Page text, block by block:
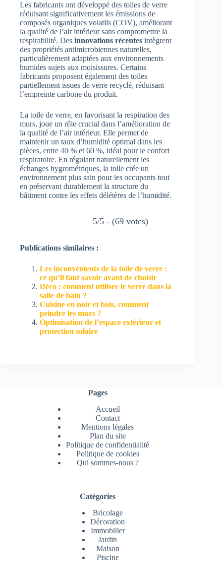
Les fabricants ont développé des toiles de verre
réduisant significativement les émissions de
composés organiques volatils (COV), améliorant
la qualité de l’air intérieur sans compromettre la
respirabilité. Des innovations récentes intègrent
des propriétés antimicrobiennes naturelles,
particulièrement adaptées aux environnements
humides sujets aux moisissures. Certains
fabricants proposent également des toiles
partiellement issues de verre recyclé, réduisant
l’empreinte carbone du produit.
La toile de verre, en favorisant la respiration des
murs, joue un rôle crucial dans l’amélioration de
la qualité de l’air intérieur. Elle permet de
maintenir un taux d’humidité optimal dans les
pièces, entre 40 % et 60 %, idéal pour le confort
respiratoire. En régulant naturellement les
échanges hygrométriques, la toile crée un
environnement plus sain pour les occupants tout
en préservant durablement la structure du
bâtiment contre les effets délétères de l’humidité.
5/5 - (69 votes)
Publications similaires :
Les inconvénients de la toile de verre :
ce qu’il faut savoir avant de choisir
Déco : comment utiliser le verre dans la
salle de bain ?
Cuisine en noir et bois, comment
peindre les murs ?
Optimisation de l’espace extérieur et
protection solaire
Pages
Accueil
Contact
Mentions légales
Plan du site
Politique de confidentialité
Politique de cookies
Qui sommes-nous ?
Catégories
Bricolage
Décoration
Immobilier
Jardin
Maison
Piscine